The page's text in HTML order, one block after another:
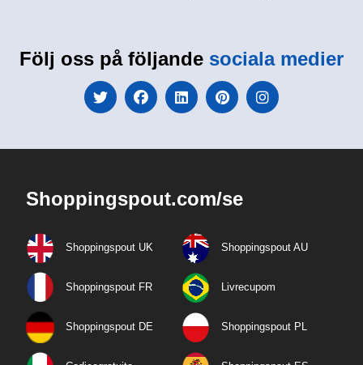
Följ oss på följande sociala medier
Shoppingspout.com/se
Shoppingspout UK Shoppingspout AU
Shoppingspout FR Livrecupom
Shoppingspout DE Shoppingspout PL